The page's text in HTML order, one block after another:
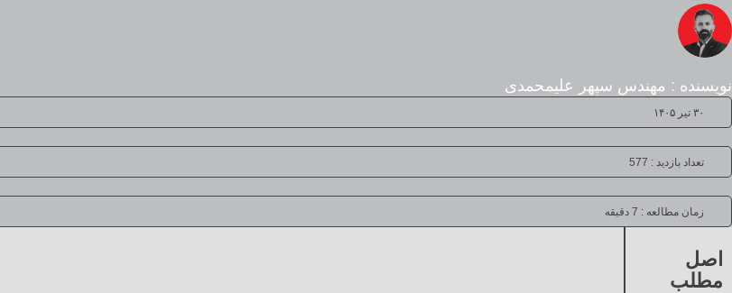
نویسنده : مهندس سپهر علیمحمدی
۳۰ تیر ۱۴۰۵
تعداد بازدید : 577
زمان مطالعه : 7 دقیقه
اصل
مطلب